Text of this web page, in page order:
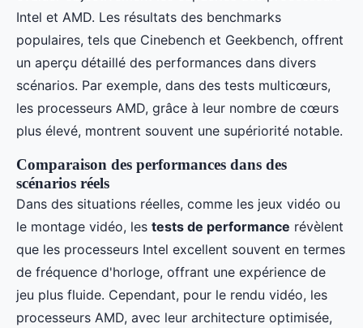
Intel et AMD. Les résultats des benchmarks
populaires, tels que Cinebench et Geekbench, offrent
un aperçu détaillé des performances dans divers
scénarios. Par exemple, dans des tests multicœurs,
les processeurs AMD, grâce à leur nombre de cœurs
plus élevé, montrent souvent une supériorité notable.
Comparaison des performances dans des
scénarios réels
Dans des situations réelles, comme les jeux vidéo ou
le montage vidéo, les tests de performance révèlent
que les processeurs Intel excellent souvent en termes
de fréquence d'horloge, offrant une expérience de
jeu plus fluide. Cependant, pour le rendu vidéo, les
processeurs AMD, avec leur architecture optimisée,